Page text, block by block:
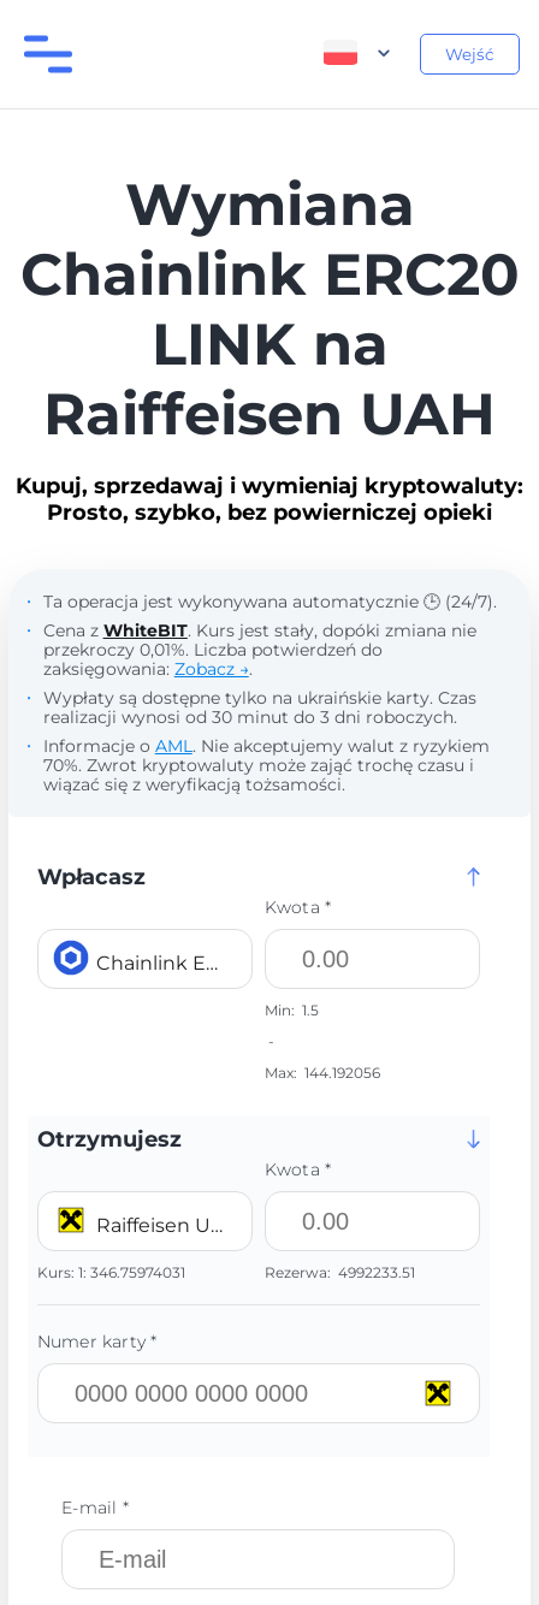
Wejść
Wymiana
Chainlink ERC20
LINK na
Raiffeisen UAH
Kupuj, sprzedawaj i wymieniaj kryptowaluty:
Prosto, szybko, bez powierniczej opieki
Ta operacja jest wykonywana automatycznie 🕒 (24/7).
Cena z WhiteBIT. Kurs jest stały, dopóki zmiana nie
przekroczy 0,01%. Liczba potwierdzeń do
zaksięgowania: Zobacz →.
Wypłaty są dostępne tylko na ukraińskie karty. Czas
realizacji wynosi od 30 minut do 3 dni roboczych.
Informacje o AML. Nie akceptujemy walut z ryzykiem
70%. Zwrot kryptowaluty może zająć trochę czasu i
wiązać się z weryfikacją tożsamości.
Wpłacasz
Chainlink ERC20 LINK
Kwota *
Min: 1.5
-
Max: 144.192056
Otrzymujesz
Raiffeisen UAH
Kurs: 1: 346.75974031
Kwota *
Rezerwa: 4992233.51
Numer karty *
E-mail *